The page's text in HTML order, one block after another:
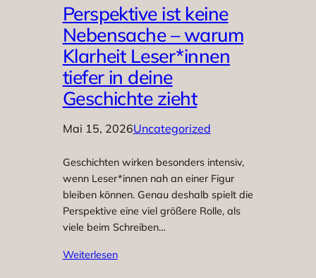
Perspektive ist keine
Nebensache – warum
Klarheit Leser*innen
tiefer in deine
Geschichte zieht
Mai 15, 2026Uncategorized
Geschichten wirken besonders intensiv,
wenn Leser*innen nah an einer Figur
bleiben können. Genau deshalb spielt die
Perspektive eine viel größere Rolle, als
viele beim Schreiben…
Weiterlesen